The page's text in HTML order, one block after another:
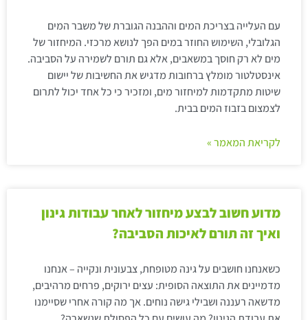
עם העלייה בצריכת המים וההבנה הגוברת של משבר המים
הגלובלי, השימוש החוזר במים הפך לנושא מרכזי. המיחזור של
מים לא רק חוסך במשאבים, אלא גם תורם לשמירה על הסביבה.
אינסטלטור מומלץ ברחובות מדגיש את החשיבות של יישום
שיטות מתקדמות למיחזור מים, ומזכיר כי כל אחד יכול לתרום
לצמצום בזבוז המים בבית.
לקריאת המאמר »
מדוע חשוב לבצע מיחזור לאחר עבודות גינון
ואיך זה תורם לאיכות הסביבה?
כשאנחנו חושבים על גינה מטופחת, צבעונית ונקייה – אנחנו
מדמיינים את התוצאה הסופית: עצים ירוקים, פרחים מרהיבים,
מדשאה רעננה ושבילי גישה נוחים. אך מה קורה אחרי שסיימנו